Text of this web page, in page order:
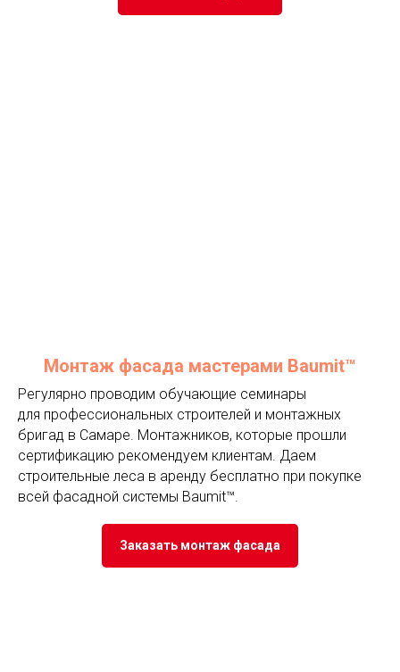
Монтаж фасада мастерами Baumit™
Регулярно проводим обучающие семинары
для профессиональных строителей и монтажных
бригад в Самаре. Монтажников, которые прошли
сертификацию рекомендуем клиентам. Даем
строительные леса в аренду бесплатно при покупке
всей фасадной системы Baumit™.
Заказать монтаж фасада